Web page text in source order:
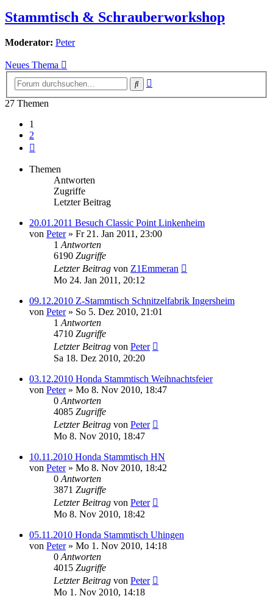
Stammtisch & Schrauberworkshop
Moderator: Peter
Neues Thema
Suche
27 Themen
1
2
Themen
Antworten
Zugriffe
Letzter Beitrag
20.01.2011 Besuch Classic Point Linkenheim
von Peter» Fr 21. Jan 2011, 23:00
1 Antworten
6190 Zugriffe
Letzter Beitrag von Z1Emmeran
Mo 24. Jan 2011, 20:12
09.12.2010 Z-Stammtisch Schnitzelfabrik Ingersheim
von Peter» So 5. Dez 2010, 21:01
1 Antworten
4710 Zugriffe
Letzter Beitrag von Peter
Sa 18. Dez 2010, 20:20
03.12.2010 Honda Stammtisch Weihnachtsfeier
von Peter» Mo 8. Nov 2010, 18:47
0 Antworten
4085 Zugriffe
Letzter Beitrag von Peter
Mo 8. Nov 2010, 18:47
10.11.2010 Honda Stammtisch HN
von Peter» Mo 8. Nov 2010, 18:42
0 Antworten
3871 Zugriffe
Letzter Beitrag von Peter
Mo 8. Nov 2010, 18:42
05.11.2010 Honda Stammtisch Uhingen
von Peter» Mo 1. Nov 2010, 14:18
0 Antworten
4015 Zugriffe
Letzter Beitrag von Peter
Mo 1. Nov 2010, 14:18